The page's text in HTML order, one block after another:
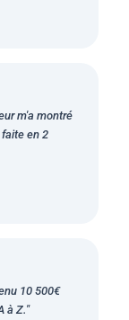
m'a montré
en 2
10 500€
à Z."